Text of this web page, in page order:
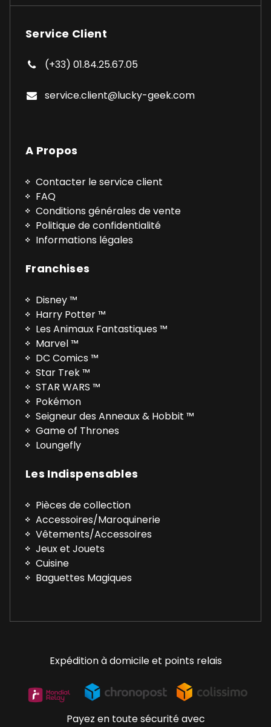
Service Client
(+33) 01.84.25.67.05
service.client@lucky-geek.com
A Propos
Contacter le service client
FAQ
Conditions générales de vente
Politique de confidentialité
Informations légales
Franchises
Disney ™
Harry Potter ™
Les Animaux Fantastiques ™
Marvel ™
DC Comics ™
Star Trek ™
STAR WARS ™
Pokémon
Seigneur des Anneaux & Hobbit ™
Game of Thrones
Loungefly
Les Indispensables
Pièces de collection
Accessoires/Maroquinerie
Vêtements/Accessoires
Jeux et Jouets
Cuisine
Baguettes Magiques
Expédition à domicile et points relais
Payez en toute sécurité avec